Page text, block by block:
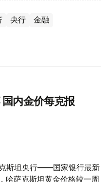
央行 金融
内金价每克报
克斯坦央行——国家银行最新
哈萨克斯坦黄金价格较一周